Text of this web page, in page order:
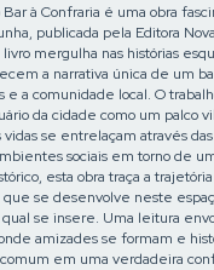
Bar à Confraria é uma obra
publicada pela Editora
mergulha nas histórias
a narrativa única de um
e a comunidade local. O
da cidade como um palco
se entrelaçam através
sociais em torno de
esta obra traça a
que se desenvolve neste
qual se insere. Uma leitura
amizades se formam e
em uma verdadeira